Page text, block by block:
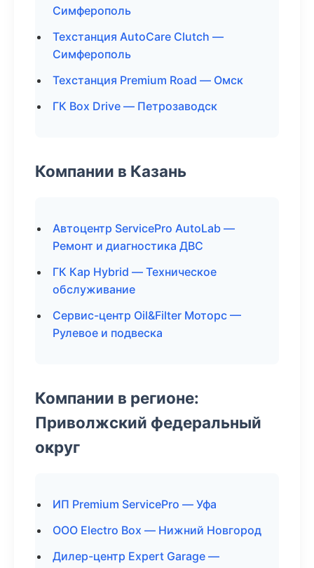
Симферополь
Техстанция AutoCare Clutch —
Симферополь
Техстанция Premium Road — Омск
ГК Box Drive — Петрозаводск
Компании в Казань
Автоцентр ServicePro AutoLab —
Ремонт и диагностика ДВС
ГК Кар Hybrid — Техническое
обслуживание
Сервис-центр Oil&Filter Моторс —
Рулевое и подвеска
Компании в регионе:
Приволжский федеральный
округ
ИП Premium ServicePro — Уфа
ООО Electro Box — Нижний Новгород
Дилер-центр Expert Garage —